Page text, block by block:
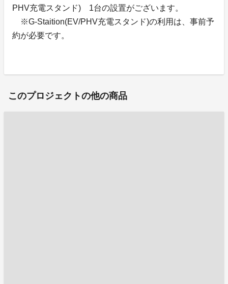
PHV充電スタンド) 1台の設置がございます。
※G-Staition(EV/PHV充電スタンド)の利用は、事前予
約が必要です。
このプロジェクトの他の商品